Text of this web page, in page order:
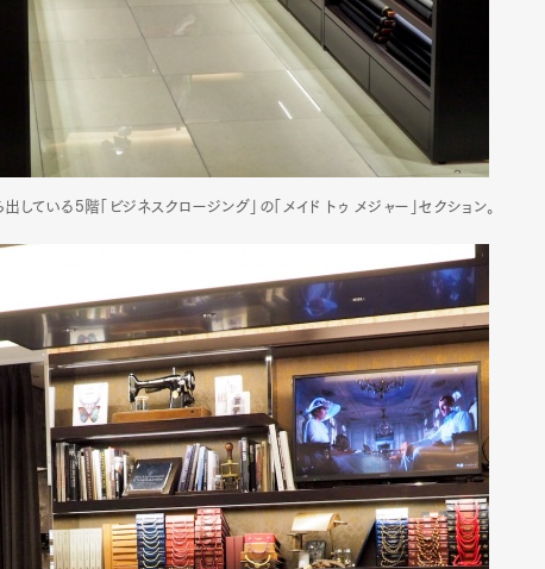
Pen Membership Magazine
Pen Meet Pen international
ている5階「ビジネスクロージング」の「メイド トゥ メジャー」セクション。